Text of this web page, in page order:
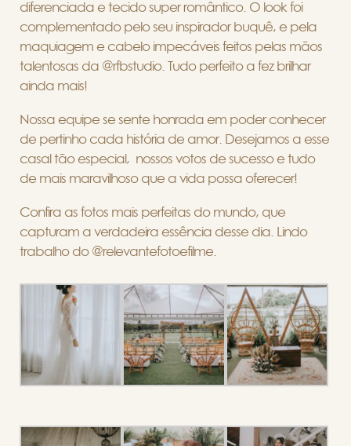
diferenciada e tecido super romântico. O look foi
complementado pelo seu inspirador buquê, e pela
maquiagem e cabelo impecáveis feitos pelas mãos
talentosas da @rfbstudio. Tudo perfeito a fez brilhar
ainda mais!
Nossa equipe se sente honrada em poder conhecer
de pertinho cada história de amor. Desejamos a esse
casal tão especial, nossos votos de sucesso e tudo
de mais maravilhoso que a vida possa oferecer!
Confira as fotos mais perfeitas do mundo, que
capturam a verdadeira essência desse dia. Lindo
trabalho do @relevantefotoefilme.